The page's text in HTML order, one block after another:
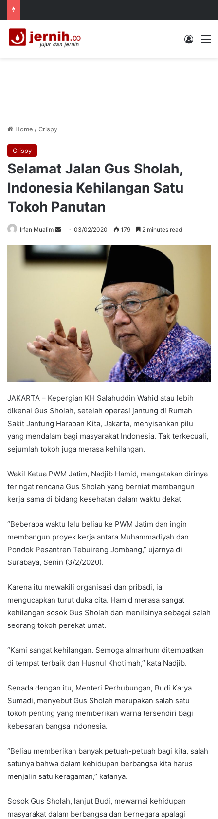
Log In
Home /Crispy
Crispy
Selamat Jalan Gus Sholah,
Indonesia Kehilangan Satu
Tokoh Panutan
Irfan Mualim
Send
email
03/02/2020 179 2 minutes read
JAKARTA – Kepergian KH Salahuddin Wahid atau lebih
dikenal Gus Sholah, setelah operasi jantung di Rumah
Sakit Jantung Harapan Kita, Jakarta, menyisahkan pilu
yang mendalam bagi masyarakat Indonesia. Tak terkecuali,
sejumlah tokoh juga merasa kehilangan.
Wakil Ketua PWM Jatim, Nadjib Hamid, mengatakan dirinya
teringat rencana Gus Sholah yang berniat membangun
kerja sama di bidang kesehatan dalam waktu dekat.
“Beberapa waktu lalu beliau ke PWM Jatim dan ingin
membangun proyek kerja antara Muhammadiyah dan
Pondok Pesantren Tebuireng Jombang,” ujarnya di
Surabaya, Senin (3/2/2020).
Karena itu mewakili organisasi dan pribadi, ia
mengucapkan turut duka cita. Hamid merasa sangat
kehilangan sosok Gus Sholah dan menilainya sebagai salah
seorang tokoh perekat umat.
“Kami sangat kehilangan. Semoga almarhum ditempatkan
di tempat terbaik dan Husnul Khotimah,” kata Nadjib.
Senada dengan itu, Menteri Perhubungan, Budi Karya
Sumadi, menyebut Gus Sholah merupakan salah satu
tokoh penting yang memberikan warna tersendiri bagi
kebesaran bangsa Indonesia.
“Beliau memberikan banyak petuah-petuah bagi kita, salah
satunya bahwa dalam kehidupan berbangsa kita harus
menjalin satu keragaman,” katanya.
Sosok Gus Sholah, lanjut Budi, mewarnai kehidupan
masyarakat dalam berbangsa dan bernegara apalagi